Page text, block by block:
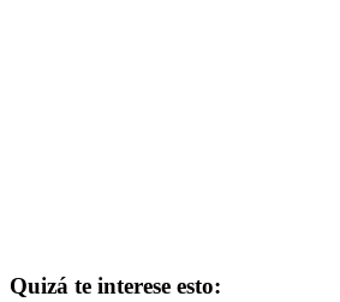
Quizá te interese esto: